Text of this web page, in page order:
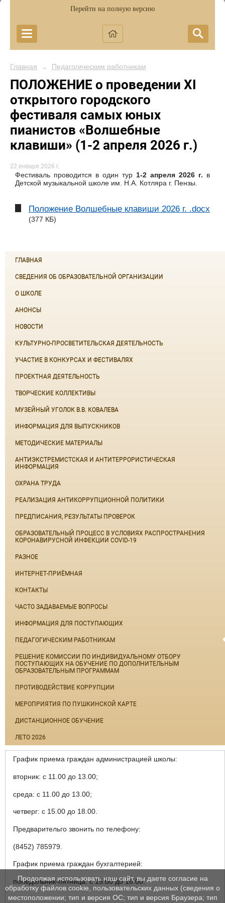
Перейти на полную версию
Главная → Педагогическим работникам
ПОЛОЖЕНИЕ о проведении XI
открытого городского
фестиваля самых юных
пианистов «Волшебные
клавиши» (1-2 апреля 2026 г.)
22 января 2026 г.
Фестиваль проводится в один тур 1-2 апреля 2026 г. в
Детской музыкальной школе им. Н.А. Котляра г. Пензы.
Положение Волшебные клавиши 2026 г. .docx
(377 КБ)
ГЛАВНАЯ
СВЕДЕНИЯ ОБ ОБРАЗОВАТЕЛЬНОЙ ОРГАНИЗАЦИИ
О ШКОЛЕ
АНОНСЫ
НОВОСТИ
КУЛЬТУРНО-ПРОСВЕТИТЕЛЬСКАЯ ДЕЯТЕЛЬНОСТЬ
УЧАСТИЕ В КОНКУРСАХ И ФЕСТИВАЛЯХ
ПРОЕКТНАЯ ДЕЯТЕЛЬНОСТЬ
ТВОРЧЕСКИЕ КОЛЛЕКТИВЫ
МУЗЕЙНЫЙ УГОЛОК В.В. КОВАЛЕВА
ИНФОРМАЦИЯ ДЛЯ ВЫПУСКНИКОВ
МЕТОДИЧЕСКИЕ МАТЕРИАЛЫ
АНТИЭКСТРЕМИСТСКАЯ И АНТИТЕРРОРИСТИЧЕСКАЯ
ИНФОРМАЦИЯ
ОХРАНА ТРУДА
РЕАЛИЗАЦИЯ АНТИКОРРУПЦИОННОЙ ПОЛИТИКИ
ПРЕДПИСАНИЯ, РЕЗУЛЬТАТЫ ПРОВЕРОК
ОБРАЗОВАТЕЛЬНЫЙ ПРОЦЕСС В УСЛОВИЯХ РАСПРОСТРАНЕНИЯ
КОРОНАВИРУСНОЙ ИНФЕКЦИИ COVID-19
РАЗНОЕ
ИНТЕРНЕТ-ПРИЁМНАЯ
КОНТАКТЫ
ЧАСТО ЗАДАВАЕМЫЕ ВОПРОСЫ
ИНФОРМАЦИЯ ДЛЯ ПОСТУПАЮЩИХ
ПЕДАГОГИЧЕСКИМ РАБОТНИКАМ
РЕШЕНИЕ КОМИССИИ ПО ИНДИВИДУАЛЬНОМУ ОТБОРУ
ПОСТУПАЮЩИХ НА ОБУЧЕНИЕ ПО ДОПОЛНИТЕЛЬНЫМ
ОБРАЗОВАТЕЛЬНЫМ ПРОГРАММАМ
ПРОТИВОДЕЙСТВИЕ КОРРУПЦИИ
МЕРОПРИЯТИЯ ПО ПУШКИНСКОЙ КАРТЕ
ДИСТАНЦИОННОЕ ОБУЧЕНИЕ
ЛЕТО 2026
График приема граждан администрацией школы:
вторник: с 11.00 до 13.00;
среда: с 11.00 до 13.00;
четверг: с 15.00 до 18.00.
Предварительго звонить по телефону:
(8452) 785979.
График приема граждан бухгалтерией:
понедельник-пятница: с 15.00 до 18.00.
Продолжая использовать наш сайт, вы даете согласие на
обработку файлов cookie, пользовательских данных (сведения о
местоположении; тип и версия ОС; тип и версия Браузера; тип